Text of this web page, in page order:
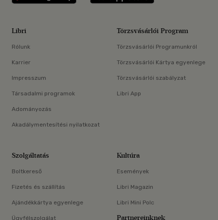
Libri
Rólunk
Karrier
Impresszum
Társadalmi programok
Adományozás
Akadálymentesítési nyilatkozat
Törzsvásárlói Program
Törzsvásárlói Programunkról
Törzsvásárlói Kártya egyenlege
Törzsvásárlói szabályzat
Libri App
Szolgáltatás
Boltkereső
Fizetés és szállítás
Ajándékkártya egyenlege
Ügyfélszolgálat
Kultúra
Események
Libri Magazin
Libri Mini Polc
Partnereinknek